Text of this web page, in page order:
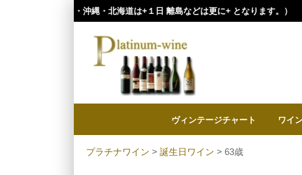
・沖縄・北海道は+１日 離島などは更に+ となります。）
ヴィンテージチャート ワイ
プラチナワイン > 誕生日ワイン > 63歳